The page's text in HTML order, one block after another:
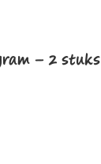
– 2 stuks